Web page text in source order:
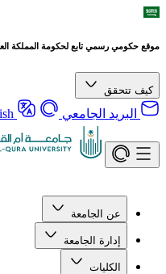
موقع حكومي رسمي تابع لحكومة المملكة
كيف تتحقق
البريد الجامعي
عن الجامعة
إدارة الجامعة
الكليات